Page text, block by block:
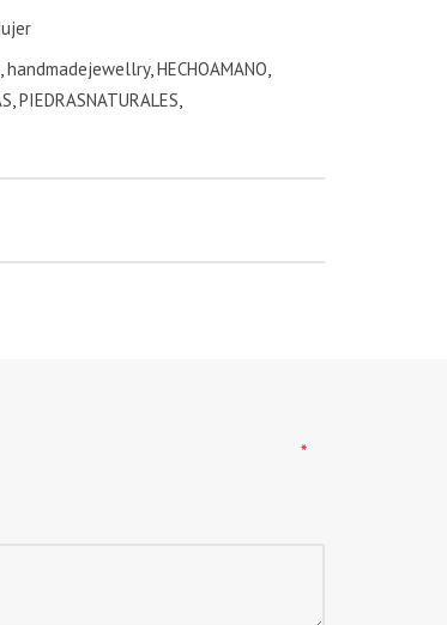
handmadejewellry, HECHOAMANO
PIEDRASNATURALES
*
*